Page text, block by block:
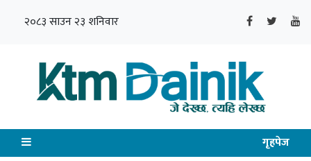
२०८३ साउन २३ शनिवार
गृहपेज